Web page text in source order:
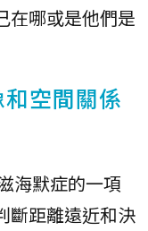
在哪或是他們是
空間關係
海默症的一項
斷距離遠近和決